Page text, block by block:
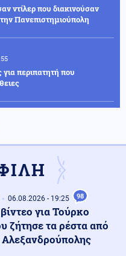
ντίλερ που διακινούσαν
Πανεπιστημιούπολη
περιπατητή που
για ολικό blackout – Μεγάλη
06.08.2026 - 19:25 98
για Τούρκο
ζήτησε τα ρέστα από